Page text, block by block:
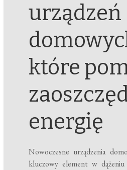
urządzeń
które
energię
Nowoczesne urządzenia
kluczowy element w dążeniu